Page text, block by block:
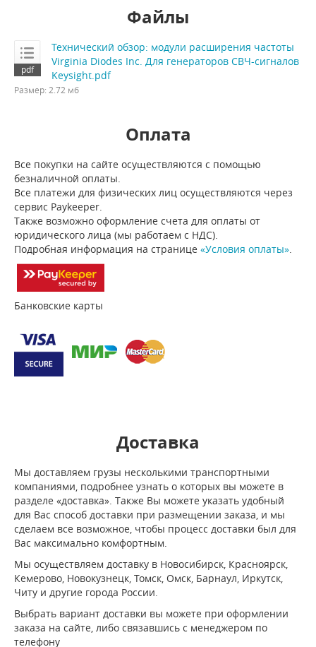
Файлы
Технический обзор: модули расширения частоты
Virginia Diodes Inc. Для генераторов СВЧ-сигналов
Keysight.pdf
Размер: 2.72 мб
Оплата
Все покупки на сайте осуществляются с помощью
безналичной оплаты.
Все платежи для физических лиц осуществляются через
сервис Paykeeper.
Также возможно оформление счета для оплаты от
юридического лица (мы работаем с НДС).
Подробная информация на странице «Условия оплаты».
Банковские карты
Доставка
Мы доставляем грузы несколькими транспортными
компаниями, подробнее узнать о которых вы можете в
разделе «доставка». Также Вы можете указать удобный
для Вас способ доставки при размещении заказа, и мы
сделаем все возможное, чтобы процесс доставки был для
Вас максимально комфортным.
Мы осуществляем доставку в Новосибирск, Красноярск,
Кемерово, Новокузнецк, Томск, Омск, Барнаул, Иркутск,
Читу и другие города России.
Выбрать вариант доставки вы можете при оформлении
заказа на сайте, либо связавшись с менеджером по
телефону